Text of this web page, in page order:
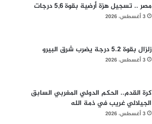
مصر .. تسجيل هزة أرضية بقوة 5,6 درجات
3 أغسطس، 2026
زلزال بقوة 5.2 درجة يضرب شرق البيرو
3 أغسطس، 2026
كرة القدم.. الحكم الدولي المغربي السابق
الجيلالي غريب في ذمة الله
3 أغسطس، 2026